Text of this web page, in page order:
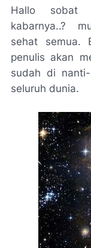
Hallo sobat
kabarnya..?
sehat semua.
penulis akan
sudah di
seluruh dunia.